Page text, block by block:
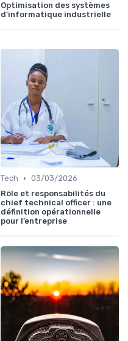
Optimisation des systèmes
d'informatique industrielle
Tech • 03/03/2026
Rôle et responsabilités du
chief technical officer : une
définition opérationnelle
pour l’entreprise